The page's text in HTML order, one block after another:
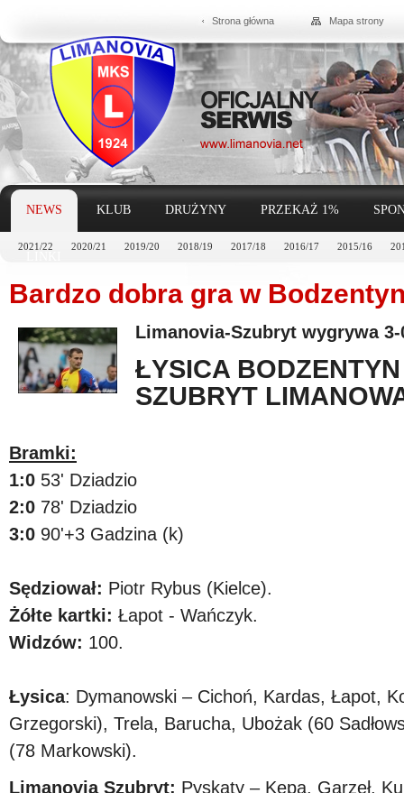
Strona główna Mapa strony
NEWS
2021/22 2020/21 2019/20 2018/19 2017/18 2016/17 2015/16
KLUB DRUŻYNY PRZEKAŻ 1%
Bardzo dobra gra w
Limanovia-Szubryt wygrywa 3-
ŁYSICA
SZUBRYT
Bramki:
1:0 53' Dziadzio
2:0 78' Dziadzio
3:0 90'+3 Gadzina (k)
Sędziował: Piotr Rybus (Kielce).
Żółte kartki: Łapot - Wańczyk.
Widzów: 100.
Łysica: Dymanowski – Cichoń, Kardas, Łapot,
Grzegorski), Trela, Barucha, Ubożak (60
(78 Markowski).
Limanovia Szubryt: Pyskaty – Kępa, Garzeł,